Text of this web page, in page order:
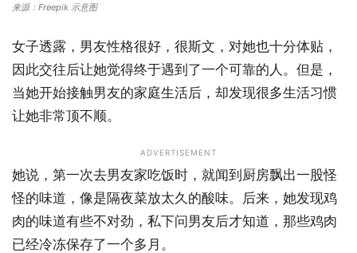
来源：Freepik 示意图
女子透露，男友性格很好，很斯文，对她也十分体贴，
因此交往后让她觉得终于遇到了一个可靠的人。但是，
当她开始接触男友的家庭生活后，却发现很多生活习惯
让她非常顶不顺。
ADVERTISEMENT
她说，第一次去男友家吃饭时，就闻到厨房飘出一股怪
怪的味道，像是隔夜菜放太久的酸味。后来，她发现鸡
肉的味道有些不对劲，私下问男友后才知道，那些鸡肉
已经冷冻保存了一个多月。